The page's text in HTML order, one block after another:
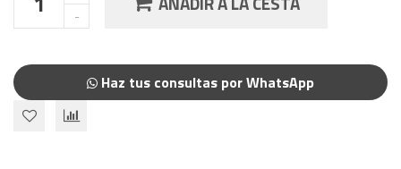
Haz tus consultas por WhatsApp